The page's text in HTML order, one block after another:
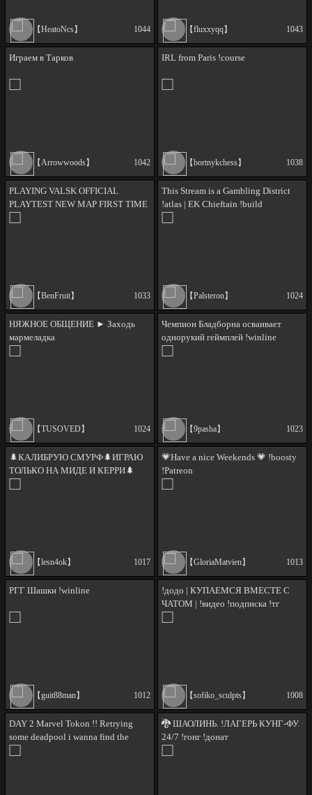
【HeatoNcs】 1044 【fluxxyqq】 1043
Играем в Тарков
【Arrowwoods】 1042
IRL from Paris !course
【bortnykchess】 1038
PLAYING VALSK OFFICIAL
PLAYTEST NEW MAP FIRST TIME
【BenFruit】 1033
This Stream is a Gambling District
!atlas | EK Chieftain !build
【Palsteron】 1024
НЯЖНОЕ ОБЩЕНИЕ ► Заходь
мармеладка
【TUSOVED】 1024
Чемпион Бладборна осваивает
однорукий геймплей !winline
【9pasha】 1023
🌲КАЛИБРУЮ СМУРФ🌲ИГРАЮ
ТОЛЬКО НА МИДЕ И КЕРРИ🌲
【lesn4ok】 1017
💗Have a nice Weekends 💗 !boosty
!Patreon
【GloriaMatvien】 1013
РГГ Шашки !winline
【guit88man】 1012
!додо | КУПАЕМСЯ ВМЕСТЕ С
ЧАТОМ | !видео !подписка !тг
【sofiko_sculpts】 1008
DAY 2 Marvel Tokon !! Retrying
some deadpool i wanna find the
🐉 ШАОЛИНЬ. !ЛАГЕРЬ КУНГ-ФУ.
24/7 !гонг !донат